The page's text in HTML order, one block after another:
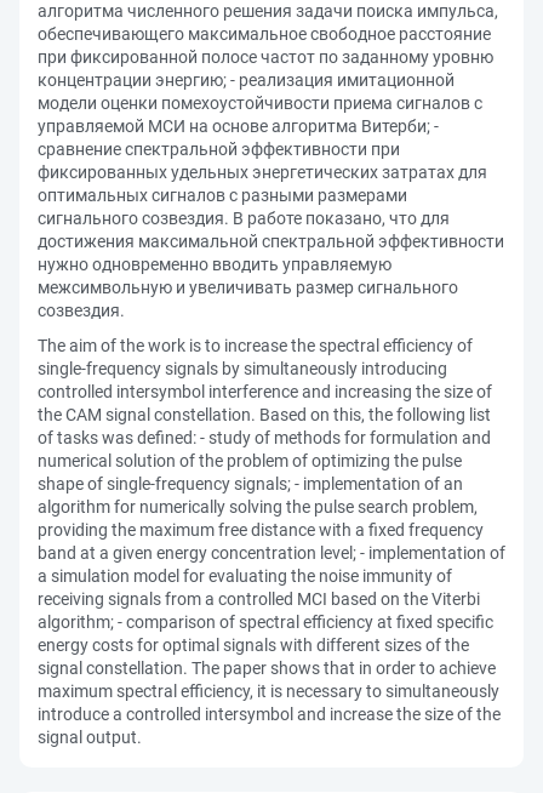
алгоритма численного решения задачи поиска импульса,
обеспечивающего максимальное свободное расстояние
при фиксированной полосе частот по заданному уровню
концентрации энергию; - реализация имитационной
модели оценки помехоустойчивости приема сигналов с
управляемой МСИ на основе алгоритма Витерби; -
сравнение спектральной эффективности при
фиксированных удельных энергетических затратах для
оптимальных сигналов с разными размерами
сигнального созвездия. В работе показано, что для
достижения максимальной спектральной эффективности
нужно одновременно вводить управляемую
межсимвольную и увеличивать размер сигнального
созвездия.
The aim of the work is to increase the spectral efficiency of
single-frequency signals by simultaneously introducing
controlled intersymbol interference and increasing the size of
the CAM signal constellation. Based on this, the following list
of tasks was defined: - study of methods for formulation and
numerical solution of the problem of optimizing the pulse
shape of single-frequency signals; - implementation of an
algorithm for numerically solving the pulse search problem,
providing the maximum free distance with a fixed frequency
band at a given energy concentration level; - implementation of
a simulation model for evaluating the noise immunity of
receiving signals from a controlled MCI based on the Viterbi
algorithm; - comparison of spectral efficiency at fixed specific
energy costs for optimal signals with different sizes of the
signal constellation. The paper shows that in order to achieve
maximum spectral efficiency, it is necessary to simultaneously
introduce a controlled intersymbol and increase the size of the
signal output.